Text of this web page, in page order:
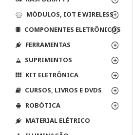
MÓDULOS, IOT E WIRELESS
COMPONENTES ELETRÔNICOS
FERRAMENTAS
SUPRIMENTOS
KIT ELETRÔNICA
CURSOS, LIVROS E DVDS
ROBÓTICA
MATERIAL ELÉTRICO